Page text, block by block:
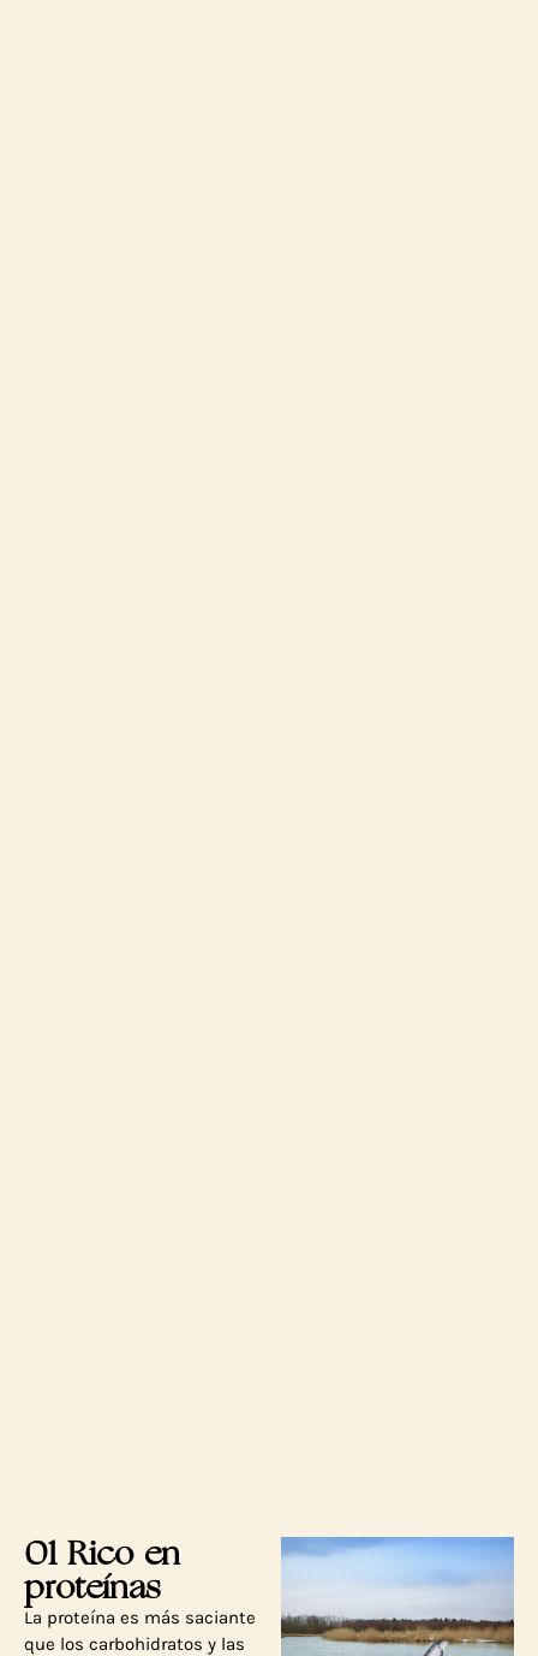
01 Rico en
proteínas
La proteína es más saciante
que los carbohidratos y las